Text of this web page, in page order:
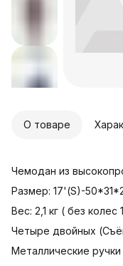
О товаре
Чемодан из
Размер: 17'(S)-
Вес: 2,1 кг ( без колес
Четыре двойных
Металлические